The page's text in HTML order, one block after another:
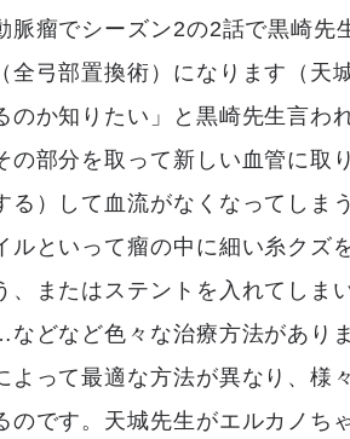
脈瘤でシーズン2の2話で黒崎先
全弓部置換術）になります（天
のか知りたい」と黒崎先生言わ
の部分を取って新しい血管に取
る）して血流がなくなってしま
ルといって瘤の中に細い糸クズ
、またはステントを入れてしま
どなど色々な治療方法があり
よって最適な方法が異なり、様
のです。天城先生がエルカノち